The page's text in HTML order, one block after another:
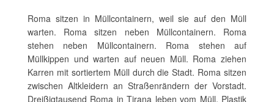
Roma sitzen in Müllcontainern, weil sie auf den Müll
warten. Roma sitzen neben Müllcontainern. Roma
stehen neben Müllcontainern. Roma stehen auf
Müllkippen und warten auf neuen Müll. Roma ziehen
Karren mit sortiertem Müll durch die Stadt. Roma sitzen
zwischen Altkleidern an Straßenrändern der Vorstadt.
Dreißigtausend Roma in Tirana leben vom Müll. Plastik